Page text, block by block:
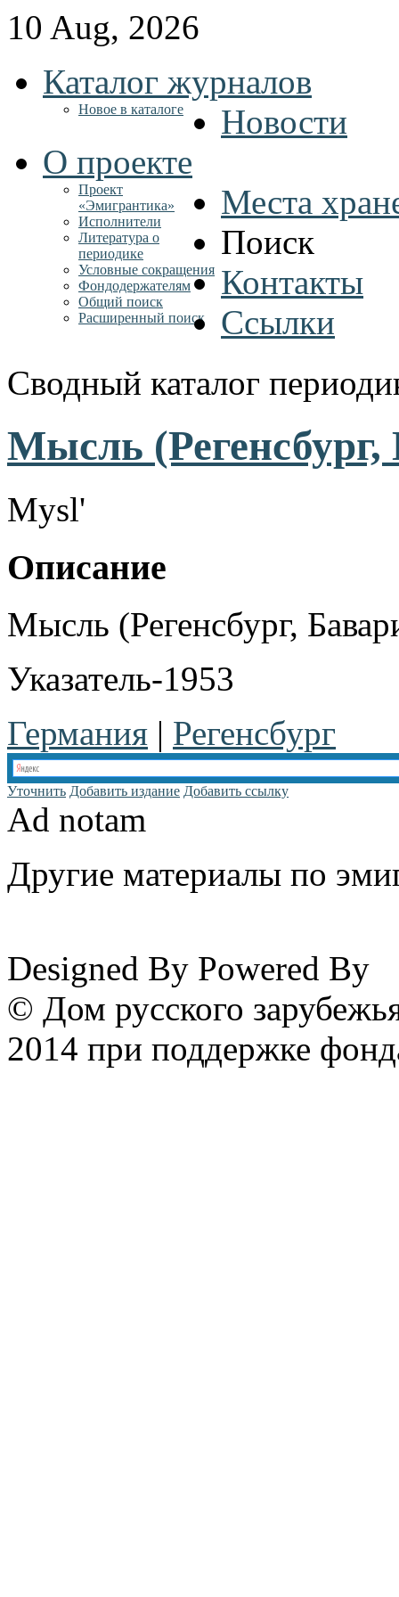
10 Aug, 2026
Каталог журналов
Новое в каталоге
Новости
О проекте
Проект
«Эмигрантика»
Исполнители
Литература о
периодике
Условные сокращения
Фондодержателям
Места
Поиск
Общий поиск
Расширенный поиск
Контакты
Ссылки
Сводный каталог
Мысль (Регенсбург,
Mysl'
Описание
Мысль (Регенсбург,
Указатель-1953
Германия | Регенсбург
Уточнить Добавить издание Добавить ссылку
Ad notam
Другие материалы по
Designed By Powered By
© Дом русского
2014 при поддержке